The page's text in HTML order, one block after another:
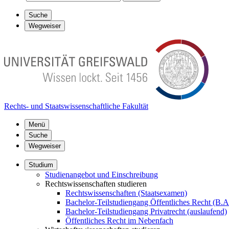
Suche
Wegweiser
Rechts- und Staatswissenschaftliche Fakultät
Menü
Suche
Wegweiser
Studium
Studienangebot und Einschreibung
Rechtswissenschaften studieren
Rechtswissenschaften (Staatsexamen)
Bachelor-Teilstudiengang Öffentliches Recht
Bachelor-Teilstudiengang Privatrecht (auslaufend)
Öffentliches Recht im Nebenfach